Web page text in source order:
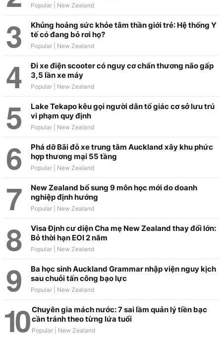
Khủng hoảng sức khỏe tâm thần giới trẻ: Hệ thống Y
tế có đang bỏ rơi họ?
Đi xe điện scooter có nguy cơ chấn thương não gấp
3,5 lần xe máy
Lake Tekapo kêu gọi người dân tố giác cơ sở lưu trú
vi phạm quy định
Phá dỡ Bãi đỗ xe trung tâm Auckland xây khu phức
hợp thương mại 55 tầng
New Zealand bổ sung 9 môn học mới do doanh
nghiệp định hướng
Visa Định cư diện Cha mẹ New Zealand thay đổi lớn:
Bỏ thời hạn EOI 2 năm
Ba học sinh Auckland Grammar nhập viện nguy kịch
sau chuỗi tấn công bạo lực
Chuyên gia mách nước: 7 sai lầm quản lý tiền bạc
cần tránh theo từng lứa tuổi